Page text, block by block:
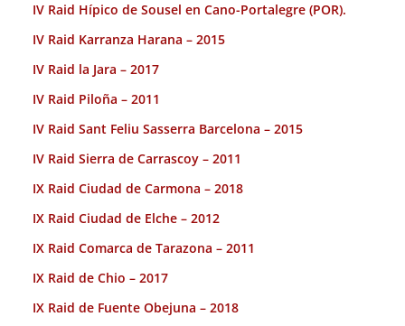
IV Raid Hípico de Sousel en Cano-Portalegre (POR).
IV Raid Karranza Harana – 2015
IV Raid la Jara – 2017
IV Raid Piloña – 2011
IV Raid Sant Feliu Sasserra Barcelona – 2015
IV Raid Sierra de Carrascoy – 2011
IX Raid Ciudad de Carmona – 2018
IX Raid Ciudad de Elche – 2012
IX Raid Comarca de Tarazona – 2011
IX Raid de Chio – 2017
IX Raid de Fuente Obejuna – 2018